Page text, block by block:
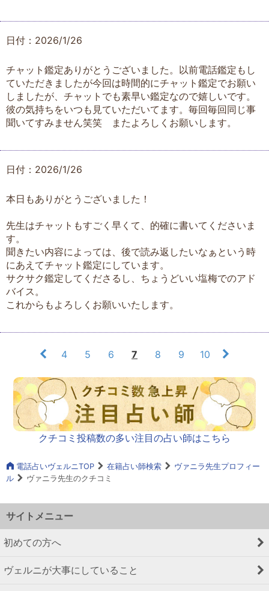
日付：2026/1/26
チャット鑑定ありがとうございました。以前電話鑑定もし
ていただきましたが今回は時間的にチャット鑑定でお願い
しましたが、チャットでも素早い鑑定なので嬉しいです。
彼の気持ちをいつも見ていただいてます。毎回毎回同じ事
聞いてすみません笑笑 またよろしくお願いします。
日付：2026/1/26
本日もありがとうございました！
先生はチャットもすごく早くて、的確に書いてくださいま
す。
聞きたい内容によっては、後で読み返したいなぁという時
にあえてチャット鑑定にしています。
サクサク鑑定してくださるし、ちょうどいい塩梅でのアド
バイス。
これからもよろしくお願いいたします。
4 5 6 7 8 9 10
クチコミ投稿数の多い注目の占い師はこちら
電話占いヴェルニTOP 在籍占い師検索
ヴァニラ先生プロフィー
ル
ヴァニラ先生のクチコミ
サイトメニュー
初めての方へ
ヴェルニが大事にしていること